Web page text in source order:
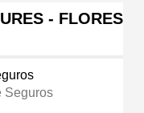
- FLORES
Seguros